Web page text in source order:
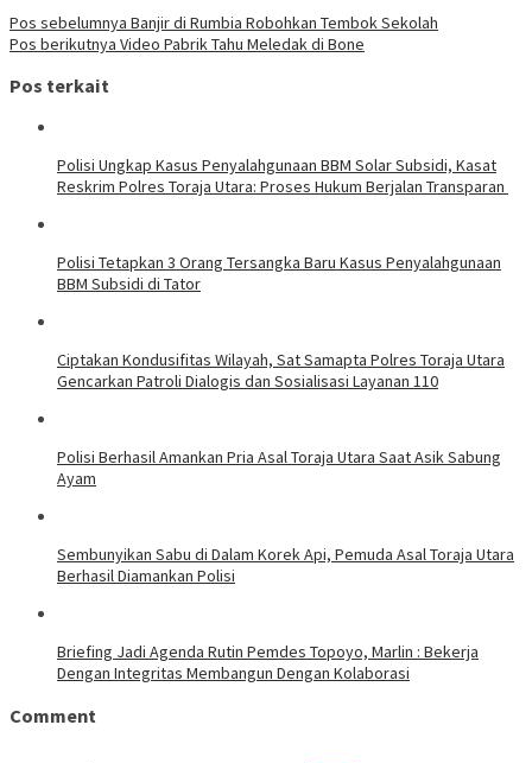
Pos sebelumnya Banjir di Rumbia Robohkan Tembok Sekolah
Pos berikutnya Video Pabrik Tahu Meledak di Bone
Pos terkait
Polisi Ungkap Kasus Penyalahgunaan BBM Solar Subsidi, Kasat
Reskrim Polres Toraja Utara: Proses Hukum Berjalan Transparan
Polisi Tetapkan 3 Orang Tersangka Baru Kasus Penyalahgunaan
BBM Subsidi di Tator
Ciptakan Kondusifitas Wilayah, Sat Samapta Polres Toraja Utara
Gencarkan Patroli Dialogis dan Sosialisasi Layanan 110
Polisi Berhasil Amankan Pria Asal Toraja Utara Saat Asik Sabung
Ayam
Sembunyikan Sabu di Dalam Korek Api, Pemuda Asal Toraja Utara
Berhasil Diamankan Polisi
Briefing Jadi Agenda Rutin Pemdes Topoyo, Marlin : Bekerja
Dengan Integritas Membangun Dengan Kolaborasi
Comment